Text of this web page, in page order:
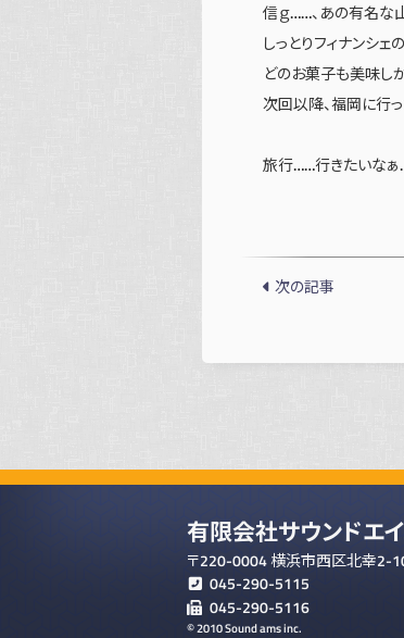
信ｇ……、あの有名な
しっとりフィナンシェ
どのお菓子も美味しか
次回以降、福岡に行
旅行……行きたいな
次の記事
有限会社サウンドエ
〒220-0004 横浜市西区北幸2-
045-290-5115
045-290-5116
© 2010 Sound ams inc.